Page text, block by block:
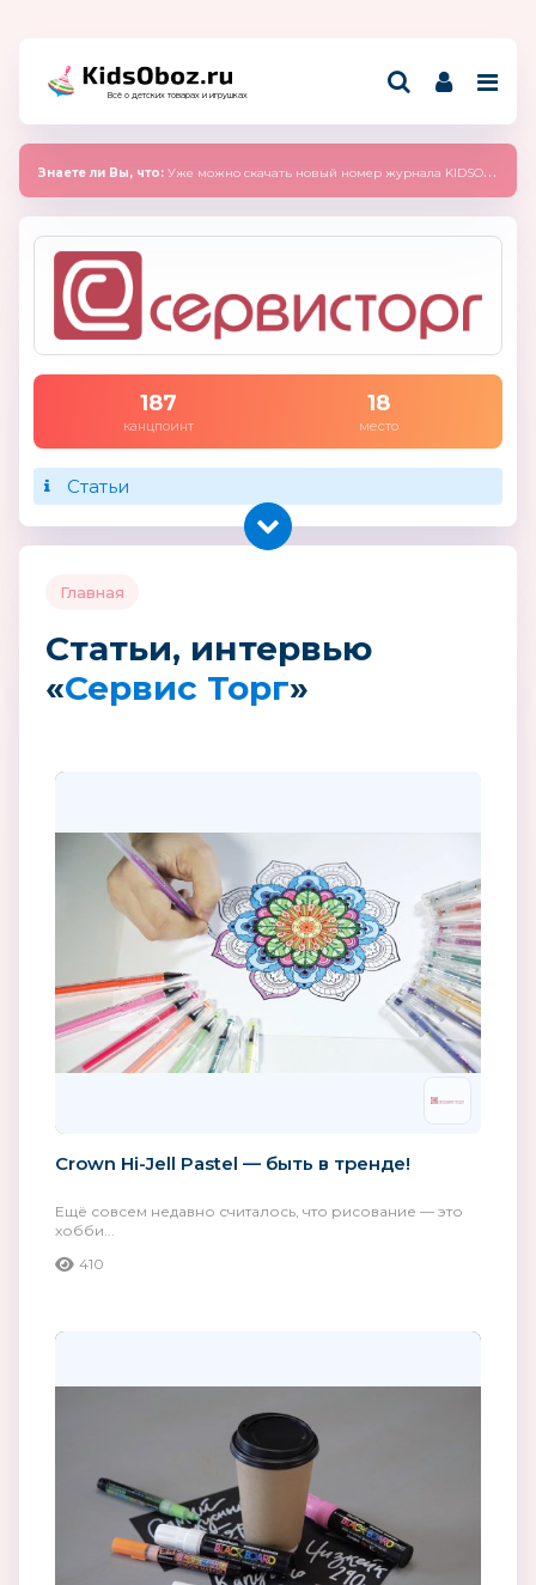
Всё о детских товарах и игрушках
Знаете ли Вы, что: Уже можно скачать новый номер журнала KIDSOBOZ 2025 (сентябрь)
187
канцпоинт
18
место
Статьи
Главная
Статьи, интервью
«Сервис Торг»
Crown Hi-Jell Pastel — быть в тренде!
Ещё совсем недавно считалось, что рисование — это
хобби...
410